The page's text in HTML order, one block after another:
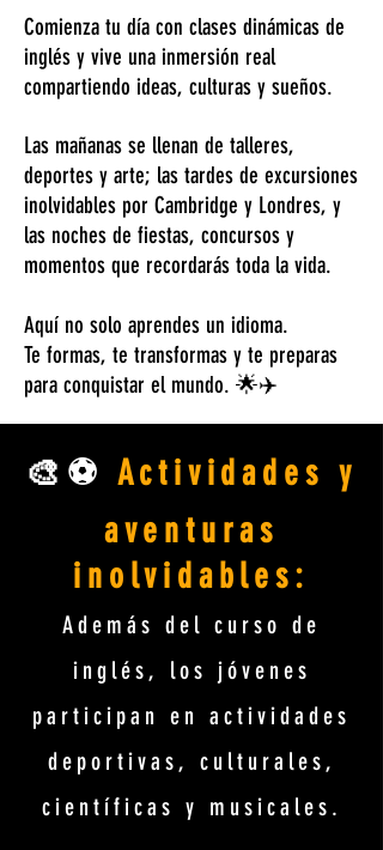
Comienza tu día con clases dinámicas de
inglés y vive una inmersión real
compartiendo ideas, culturas y sueños.
Las mañanas se llenan de talleres,
deportes y arte; las tardes de excursiones
inolvidables por Cambridge y Londres, y
las noches de fiestas, concursos y
momentos que recordarás toda la vida.
Aquí no solo aprendes un idioma.
Te formas, te transformas y te preparas
para conquistar el mundo. 🌟✈️
🎨⚽ Actividades y
aventuras
inolvidables:
Además del curso de
inglés, los jóvenes
participan en actividades
deportivas, culturales,
científicas y musicales.